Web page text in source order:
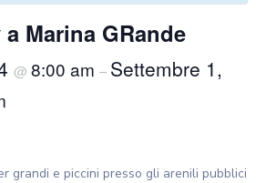
Marina GRande
@ 8:00 am – Settembre 1,
grandi e piccini presso gli arenili pubblici